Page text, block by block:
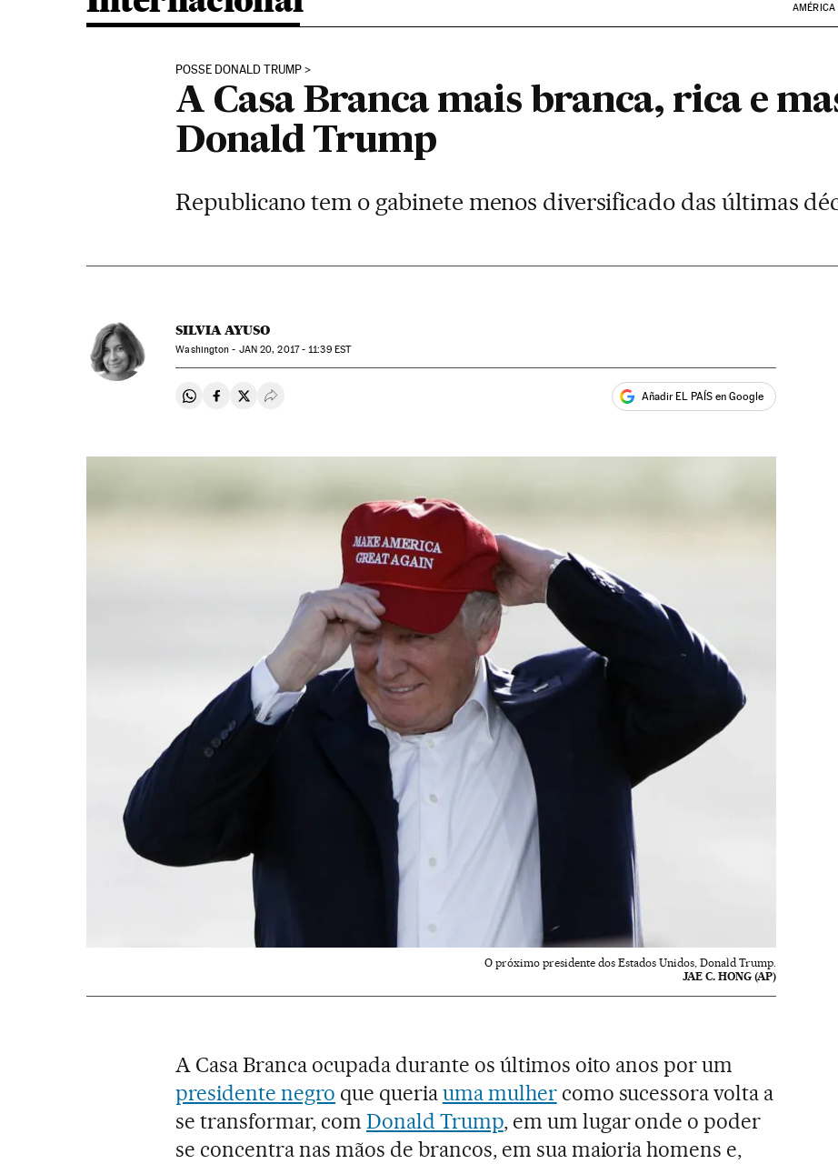
AMÉRICA
POSSE DONALD TRUMP
A Casa Branca mais branca, rica e
Donald Trump
Republicano tem o gabinete menos diversificado das últimas
SILVIA AYUSO
Washington - JAN20, 2017 - 11:39EST
Compartir en Whatsapp
Compartir en Facebook
Compartir en Twitter
Desplegar Redes Sociales Añadir EL PAÍS en Google
O próximo presidente dos Estados Unidos, Donald Trump.
JAE C. HONG (AP)
A Casa Branca ocupada durante os últimos oito anos por um
presidente negro que queriauma mulhercomo sucessora volta a
se transformar, com Donald Trump, em um lugar onde o poder
se concentra nas mãos de brancos, em sua maioria homens e,